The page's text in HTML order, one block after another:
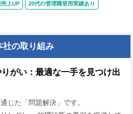
上UP 20代の管理職登用実績あり
社の取り組み
りがい：最適な一手を見つけ出
じた「問題解決」です。